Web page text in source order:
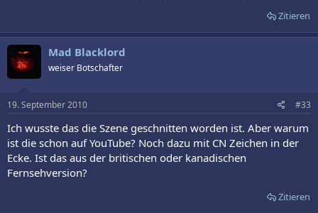
Zitieren
Mad Blacklord
weiser Botschafter
19. September 2010 #33
Ich wusste das die Szene geschnitten worden ist. Aber warum
ist die schon auf YouTube? Noch dazu mit CN Zeichen in der
Ecke. Ist das aus der britischen oder kanadischen
Fernsehversion?
Zitieren